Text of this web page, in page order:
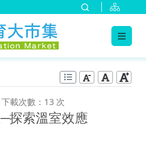
下載次數：13 次
探索溫室效應